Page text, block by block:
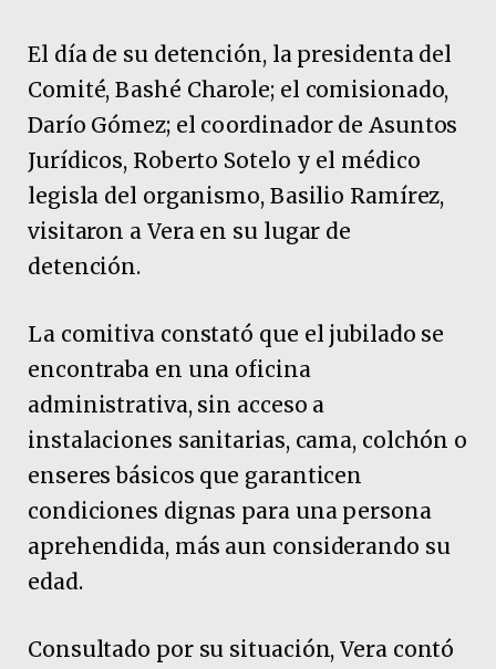
El día de su detención, la presidenta del
Comité, Bashé Charole; el comisionado,
Darío Gómez; el coordinador de Asuntos
Jurídicos, Roberto Sotelo y el médico
legisla del organismo, Basilio Ramírez,
visitaron a Vera en su lugar de
detención.
La comitiva constató que el jubilado se
encontraba en una oficina
administrativa, sin acceso a
instalaciones sanitarias, cama, colchón o
enseres básicos que garanticen
condiciones dignas para una persona
aprehendida, más aun considerando su
edad.
Consultado por su situación, Vera contó